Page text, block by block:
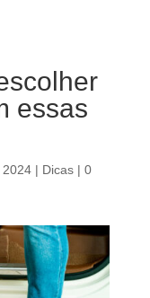
essas
| Dicas| 0